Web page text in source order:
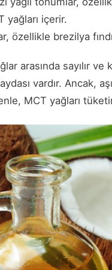
yağları içerir.
özellikle brezilya
arasında sayılır
vardır. Ancak,
MCT yağları